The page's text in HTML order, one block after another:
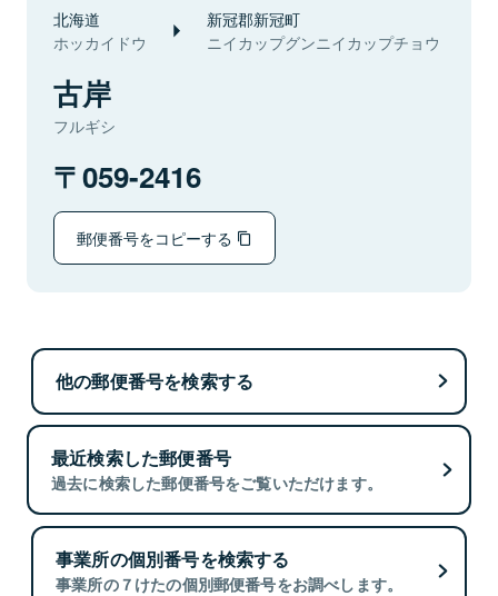
北海道
ホッカイドウ
新冠郡新冠町
ニイカップグンニイカップチョウ
古岸
フルギシ
059-2416
郵便番号をコピーする
他の郵便番号を検索する
最近検索した郵便番号
過去に検索した郵便番号をご覧いただけます。
事業所の個別番号を検索する
事業所の７けたの個別郵便番号をお調べします。